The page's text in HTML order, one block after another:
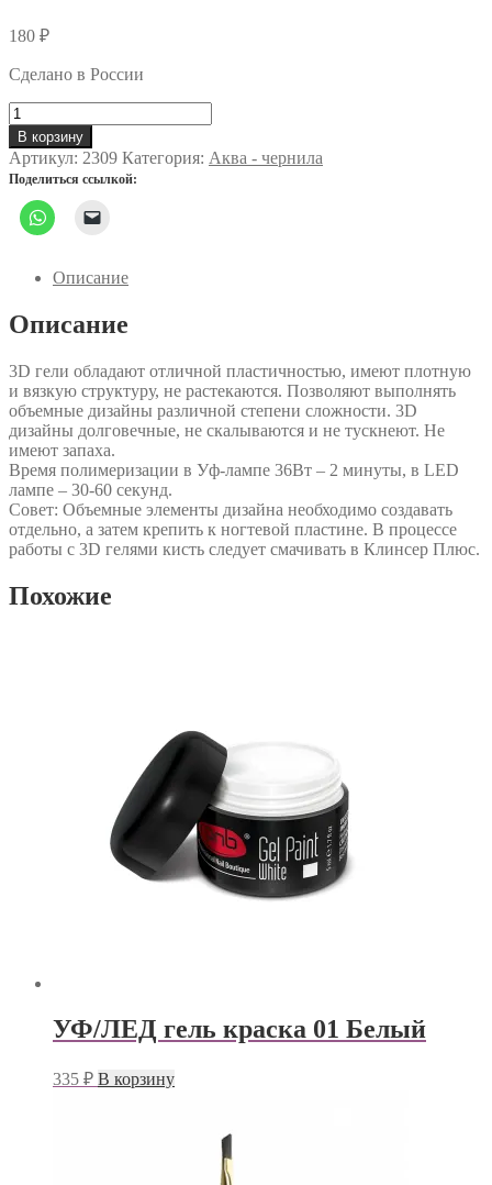
180 ₽
Сделано в России
Количество
товара
3D
гель
(цвет:
Фиолетовый,
Violet),
В корзину
Артикул: 2309 Категория: Аква - чернила
Поделиться ссылкой:
Описание
Описание
3D гели обладают отличной пластичностью, имеют плотную
и вязкую структуру, не растекаются. Позволяют выполнять
объемные дизайны различной степени сложности. 3D
дизайны долговечные, не скалываются и не тускнеют. Не
имеют запаха.
Время полимеризации в Уф-лампе 36Вт – 2 минуты, в LED
лампе – 30-60 секунд.
Совет: Объемные элементы дизайна необходимо создавать
отдельно, а затем крепить к ногтевой пластине. В процессе
работы с 3D гелями кисть следует смачивать в Клинсер Плюс.
Похожие
УФ/ЛЕД гель краска 01 Белый
335 ₽ В корзину